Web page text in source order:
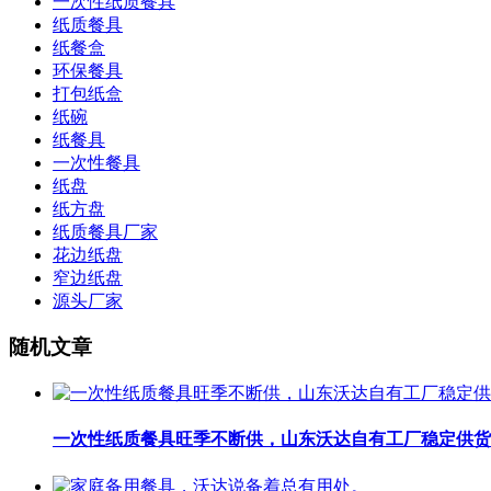
纸质餐具
纸餐盒
环保餐具
打包纸盒
纸碗
纸餐具
一次性餐具
纸盘
纸方盘
纸质餐具厂家
花边纸盘
窄边纸盘
源头厂家
随机文章
一次性纸质餐具旺季不断供，山东沃达自有工厂稳定供